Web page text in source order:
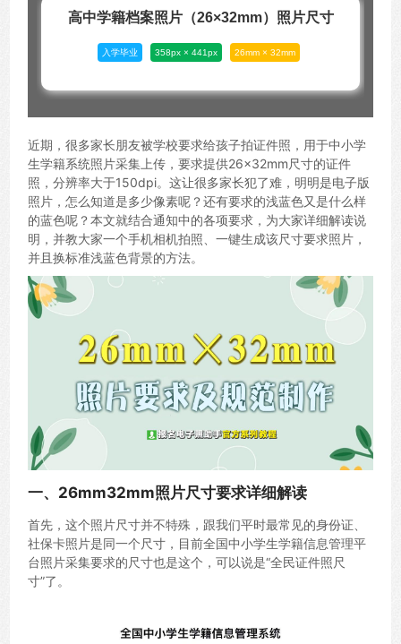
高中学籍档案照片（26×32mm）照片尺寸
入学毕业 358px × 441px 26mm × 32mm
近期，很多家长朋友被学校要求给孩子拍证件照，用于中小学
生学籍系统照片采集上传，要求提供26×32mm尺寸的证件
照，分辨率大于150dpi。这让很多家长犯了难，明明是电子版
照片，怎么知道是多少像素呢？还有要求的浅蓝色又是什么样
的蓝色呢？本文就结合通知中的各项要求，为大家详细解读说
明，并教大家一个手机相机拍照、一键生成该尺寸要求照片，
并且换标准浅蓝色背景的方法。
一、26mm32mm照片尺寸要求详细解读
首先，这个照片尺寸并不特殊，跟我们平时最常见的身份证、
社保卡照片是同一个尺寸，目前全国中小学生学籍信息管理平
台照片采集要求的尺寸也是这个，可以说是“全民证件照尺
寸”了。